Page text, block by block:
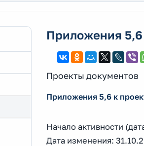
Приложения 5,6
Проекты документов
Приложения 5,6 к
Начало активности
Дата изменения: